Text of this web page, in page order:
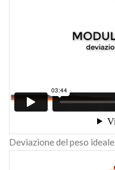
Deviazione del peso ideale